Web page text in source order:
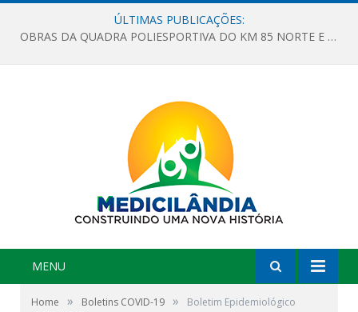
ÚLTIMAS PUBLICAÇÕES:
OBRAS DA QUADRA POLIESPORTIVA DO KM 85 NORTE E DA ESCOLA GASPAR VIANA AVANÇAM
MENU
Home » Boletins COVID-19 »
Boletim Epidemiológico